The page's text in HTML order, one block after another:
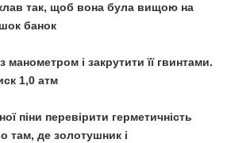
так, щоб вона була вищою на
банок
і закрутити її гвинтами.
1,0 атм
піни перевірити герметичність
там, де золотушник і